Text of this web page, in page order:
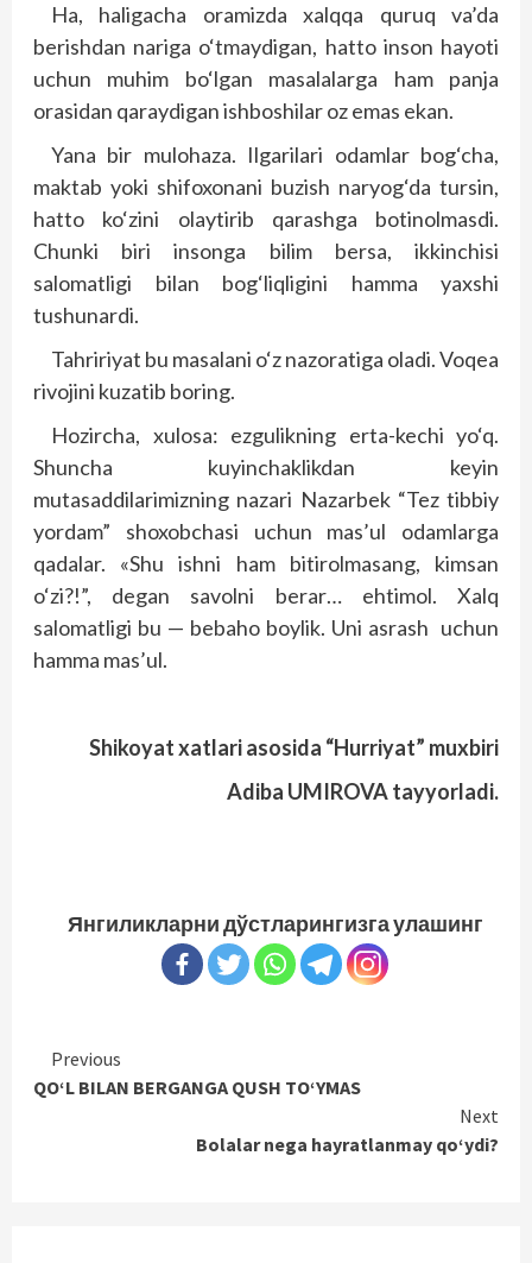
Ha, haligacha oramizda xalqqa quruq va’da
berishdan nariga o‘tmaydigan, hatto inson hayoti
uchun muhim bo‘lgan masalalarga ham panja
orasidan qaraydigan ishboshilar oz emas ekan.
Yana bir mulohaza. Ilgarilari odamlar bog‘cha,
maktab yoki shifoxonani buzish naryog‘da tursin,
hatto ko‘zini olaytirib qarashga botinolmasdi.
Chunki biri insonga bilim bersa, ikkinchisi
salomatligi bilan bog‘liqligini hamma yaxshi
tushunardi.
Tahririyat bu masalani o‘z nazoratiga oladi. Voqea
rivojini kuzatib boring.
Hozircha, xulosa: ezgulikning erta-kechi yo‘q.
Shuncha kuyinchaklikdan keyin
mutasaddilarimizning nazari Nazarbek “Tez tibbiy
yordam” shoxobchasi uchun mas’ul odamlarga
qadalar. «Shu ishni ham bitirolmasang, kimsan
o‘zi?!”, degan savolni berar… ehtimol. Xalq
salomatligi bu — bebaho boylik. Uni asrash uchun
hamma mas’ul.
Shikoyat xatlari asosida “Hurriyat” muxbiri
Adiba UMIROVA tayyorladi.
Янгиликларни дўстларингизга улашинг
Continue
Reading
Previous
QO‘L BILAN BERGANGA QUSH TO‘YMAS
Next
Bolalar nega hayratlanmay qo‘ydi?